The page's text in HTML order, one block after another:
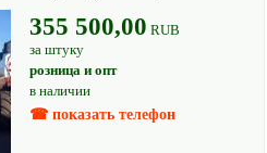
355 500,00 RUB
за штуку
розница и опт
в наличии
☎ показать телефон